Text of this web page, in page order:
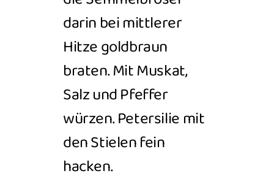
darin bei mittlerer
Hitze goldbraun
braten. Mit Muskat,
Salz und Pfeffer
würzen. Petersilie mit
den Stielen fein
hacken.